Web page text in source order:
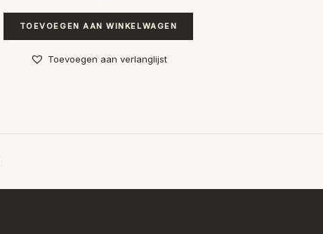
TOEVOEGEN AAN WINKELWAGEN
Toevoegen aan verlanglijst